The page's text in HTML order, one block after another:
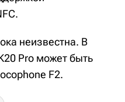
неизвестна. В
Pro может быть
F2.